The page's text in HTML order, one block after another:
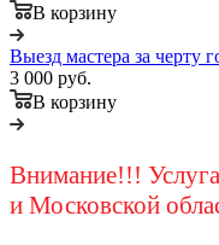
В корзину
Выезд мастера за черту
3 000 руб.
В корзину
Внимание!!!
и Московской